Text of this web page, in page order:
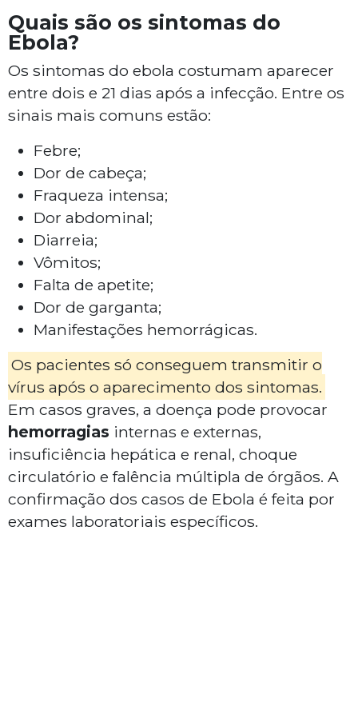
Quais são os sintomas do
Ebola?
Os sintomas do ebola costumam aparecer
entre dois e 21 dias após a infecção. Entre os
sinais mais comuns estão:
Febre;
Dor de cabeça;
Fraqueza intensa;
Dor abdominal;
Diarreia;
Vômitos;
Falta de apetite;
Dor de garganta;
Manifestações hemorrágicas.
Os pacientes só conseguem transmitir o
vírus após o aparecimento dos sintomas.
Em casos graves, a doença pode provocar
hemorragias internas e externas,
insuficiência hepática e renal, choque
circulatório e falência múltipla de órgãos. A
confirmação dos casos de Ebola é feita por
exames laboratoriais específicos.